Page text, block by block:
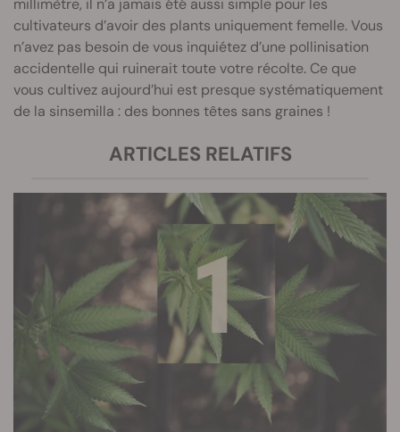
millimètre, il n’a jamais été aussi simple pour les
cultivateurs d’avoir des plants uniquement femelle. Vous
n’avez pas besoin de vous inquiétez d’une pollinisation
accidentelle qui ruinerait toute votre récolte. Ce que
vous cultivez aujourd’hui est presque systématiquement
de la sinsemilla : des bonnes têtes sans graines !
ARTICLES RELATIFS